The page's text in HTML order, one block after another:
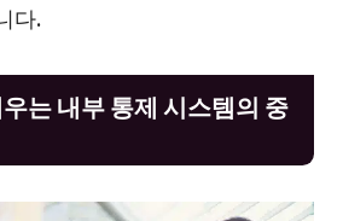
다.
는 내부 통제 시스템의 중